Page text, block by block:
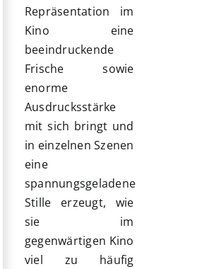
Repräsentation im
Kino eine
beeindruckende
Frische sowie
enorme
Ausdrucksstärke
mit sich bringt und
in einzelnen Szenen
eine
spannungsgeladene
Stille erzeugt, wie
sie im
gegenwärtigen Kino
viel zu häufig